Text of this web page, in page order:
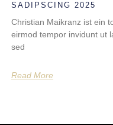
SADIPSCING 2025
Christian Maikranz ist ein
eirmod tempor invidunt ut
sed
Read More